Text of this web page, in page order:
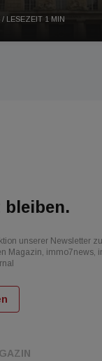
/ LESEZEIT 1 MIN
unserer Newsletter
Magazin, immo7news,